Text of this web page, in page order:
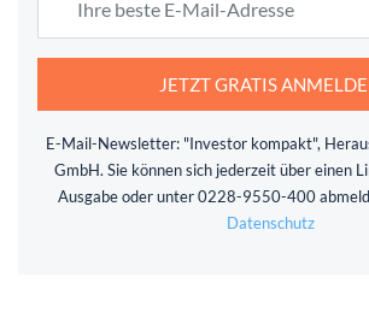
JETZT GRATIS
E-Mail-Newsletter: "Investor kompakt",
GmbH. Sie können sich jederzeit über einen
Ausgabe oder unter 0228-9550-400
Datenschutz